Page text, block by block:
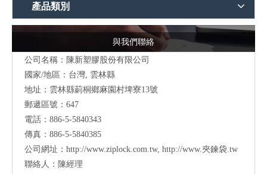
產品類別
與我們聯絡
公司名稱：陳新塑膠股份有限公司
國家/地區：台灣, 雲林縣
地址： 雲林縣莿桐鄉麻園村埤寮13號
郵遞區號：647
電話：886-5-5840343
傳真：886-5-5840385
公司網址： http://www.ziplock.com.tw, http://www.夾鍊袋.tw
聯絡人：陳經理